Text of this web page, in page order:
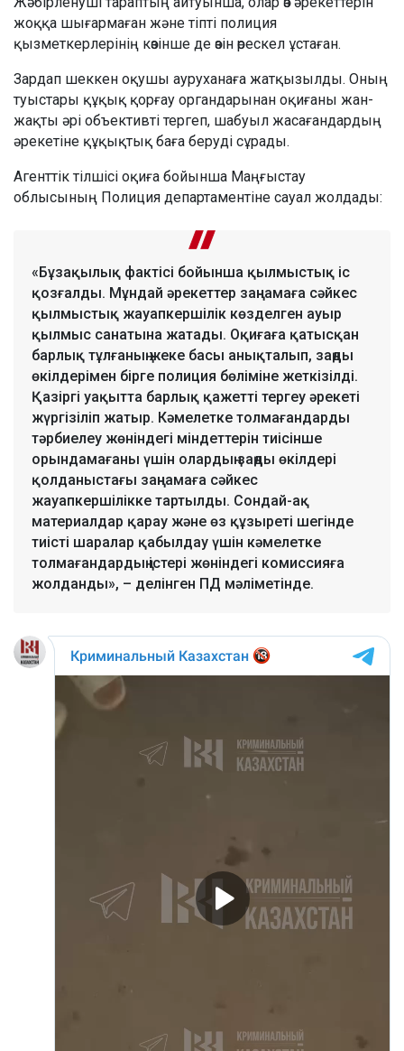
жоққа шығармаған және тіпті полиция
қызметкерлерінің көзінше де өзін өрескел ұстаған.
Зардап шеккен оқушы ауруханаға жатқызылды. Оның
туыстары құқық қорғау органдарынан оқиғаны жан-
жақты әрі объективті тергеп, шабуыл жасағандардың
әрекетіне құқықтық баға беруді сұрады.
Агенттік тілшісі оқиға бойынша Маңғыстау
облысының Полиция департаментіне сауал жолдады:
«Бұзақылық фактісі бойынша қылмыстық іс
қозғалды. Мұндай әрекеттер заңнамаға сәйкес
қылмыстық жауапкершілік көзделген ауыр
қылмыс санатына жатады. Оқиғаға қатысқан
барлық тұлғаның жеке басы анықталып, заңды
өкілдерімен бірге полиция бөліміне жеткізілді.
Қазіргі уақытта барлық қажетті тергеу әрекеті
жүргізіліп жатыр. Кәмелетке толмағандарды
тәрбиелеу жөніндегі міндеттерін тиісінше
орындамағаны үшін олардың заңды өкілдері
қолданыстағы заңнамаға сәйкес
жауапкершілікке тартылды. Сондай-ақ
материалдар қарау және өз құзыреті шегінде
тиісті шаралар қабылдау үшін кәмелетке
толмағандардың істері жөніндегі комиссияға
жолданды», – делінген ПД мәліметінде.